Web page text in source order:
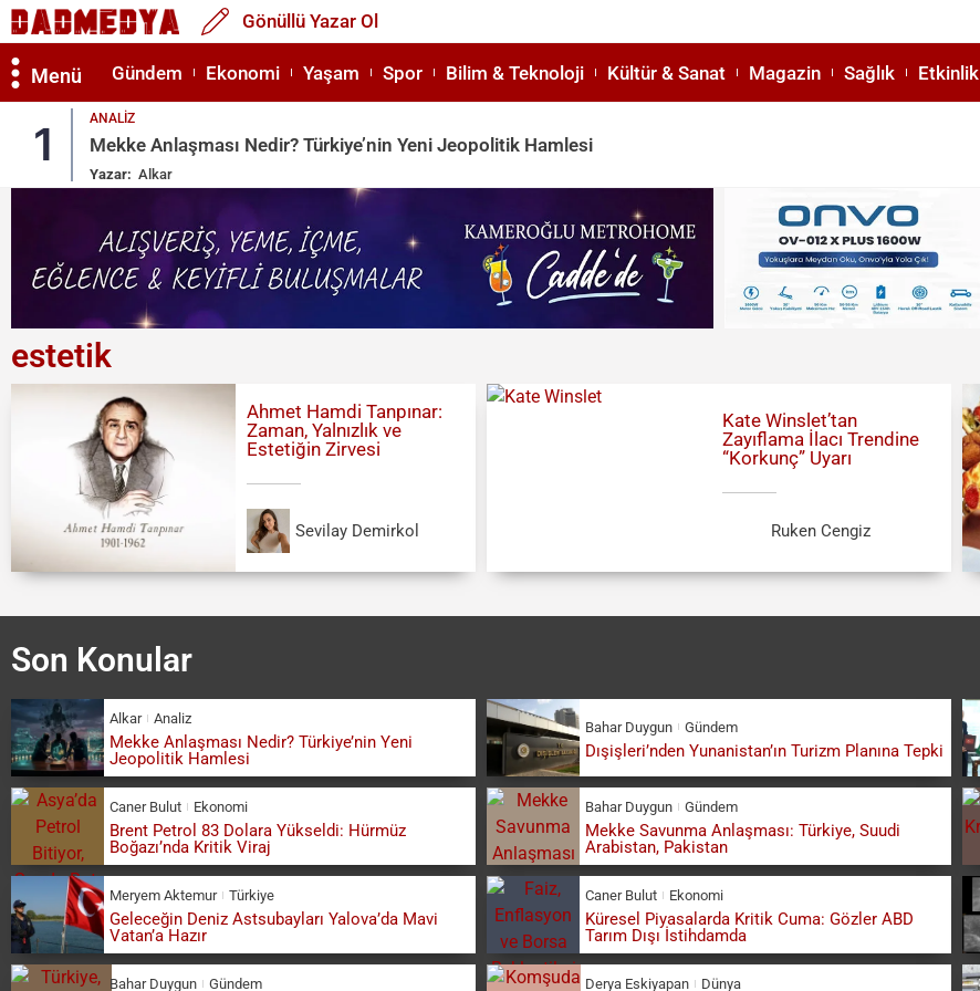
Gönüllü Yazar Ol
Menü Gündem Ekonomi Yaşam Spor Bilim & Teknoloji Kültür & Sanat Magazin Sağlık Etkinlik
1 ANALIZ
Mekke Anlaşması Nedir? Türkiye’nin Yeni Jeopolitik Hamlesi
Yazar: Alkar
estetik
Ahmet Hamdi Tanpınar:
Zaman, Yalnızlık ve
Estetiğin Zirvesi
Sevilay Demirkol
Kate Winslet’tan
Zayıflama İlacı Trendine
“Korkunç” Uyarı
Ruken Cengiz
Son Konular
Alkar Analiz
Mekke Anlaşması Nedir? Türkiye’nin Yeni
Jeopolitik Hamlesi
Bahar Duygun Gündem
Dışişleri’nden Yunanistan’ın Turizm Planına Tepki
Caner Bulut Ekonomi
Brent Petrol 83 Dolara Yükseldi: Hürmüz
Boğazı’nda Kritik Viraj
Bahar Duygun Gündem
Mekke Savunma Anlaşması: Türkiye, Suudi
Arabistan, Pakistan
Meryem Aktemur Türkiye
Geleceğin Deniz Astsubayları Yalova’da Mavi
Vatan’a Hazır
Caner Bulut Ekonomi
Küresel Piyasalarda Kritik Cuma: Gözler ABD
Tarım Dışı İstihdamda
Bahar Duygun Gündem Derya Eskiyapan Dünya